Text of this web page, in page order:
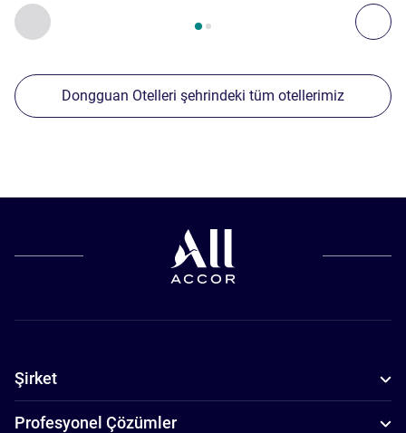
Önceki - Yakınlardaki diğer tesislerimiz
Sayfa , Yakınlardaki diğer tesislerimiz 1 :, Yakınlardaki
Dongguan Otelleri şehrindeki tüm otellerimiz
Şirket
Profesyonel Çözümler